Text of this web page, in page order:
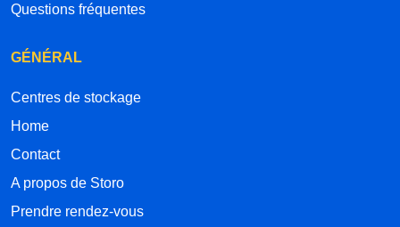
Questions fréquentes
GÉNÉRAL
Centres de stockage
Home
Contact
A propos de Storo
Prendre rendez-vous